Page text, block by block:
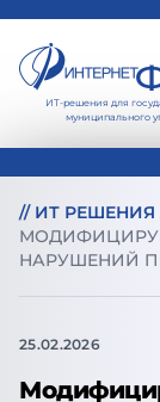
ИТ-решения для
муниципального
// ИТ РЕШЕНИЯ
НАРУШЕНИЙ
25.02.2026